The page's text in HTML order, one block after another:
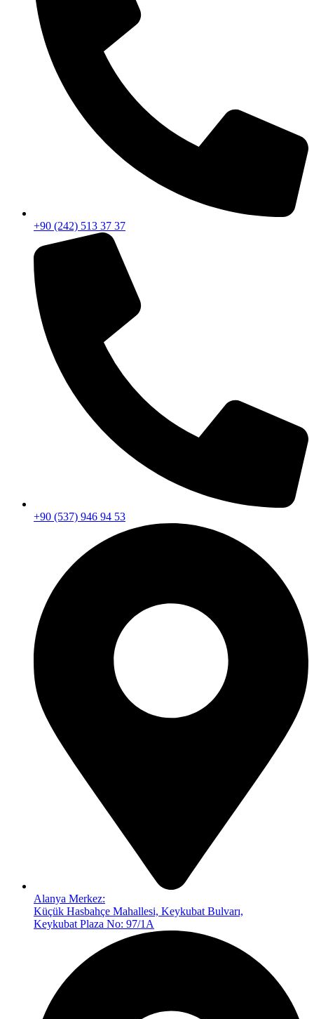
+90 (242) 513 37 37
+90 (537) 946 94 53
Alanya Merkez:
Küçük Hasbahçe Mahallesi, Keykubat Bulvarı,
Keykubat Plaza No: 97/1A